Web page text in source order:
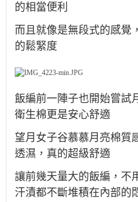
的相當便利
而且就像是無段式的感覺
的鬆緊度
飯編前一陣子也開始嘗試
衛生棉更是安心舒適
望月女子谷慕慕月亮棉質
透濕，真的超級舒適
讓前幾天量大的飯編，不
汗漬都不斷堆積在內部的